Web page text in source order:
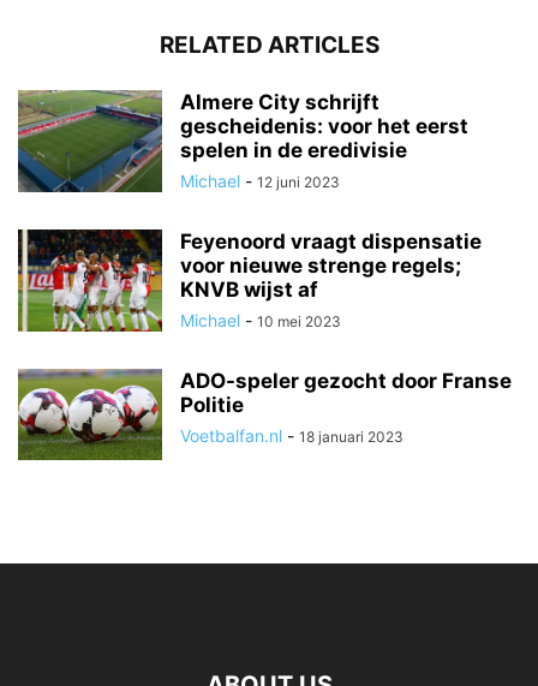
RELATED ARTICLES
Almere City schrijft
gescheidenis: voor het eerst
spelen in de eredivisie
Michael - 12 juni 2023
Feyenoord vraagt dispensatie
voor nieuwe strenge regels;
KNVB wijst af
Michael - 10 mei 2023
ADO-speler gezocht door Franse
Politie
Voetbalfan.nl - 18 januari 2023